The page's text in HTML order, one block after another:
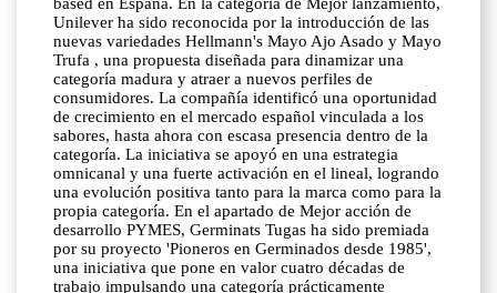
Unilever ha sido reconocida por la introducción de las
nuevas variedades Hellmann's Mayo Ajo Asado y Mayo
Trufa , una propuesta diseñada para dinamizar una
categoría madura y atraer a nuevos perfiles de
consumidores. La compañía identificó una oportunidad
de crecimiento en el mercado español vinculada a los
sabores, hasta ahora con escasa presencia dentro de la
categoría. La iniciativa se apoyó en una estrategia
omnicanal y una fuerte activación en el lineal, logrando
una evolución positiva tanto para la marca como para la
propia categoría. En el apartado de Mejor acción de
desarrollo PYMES, Germinats Tugas ha sido premiada
por su proyecto 'Pioneros en Germinados desde 1985',
una iniciativa que pone en valor cuatro décadas de
trabajo impulsando una categoría prácticamente